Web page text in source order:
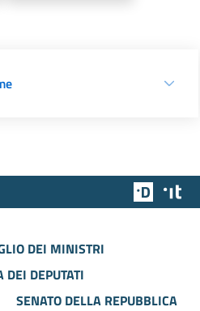
Team
DEI MINISTRI
DEI DEPUTATI
SENATO DELLA REPUBBLICA